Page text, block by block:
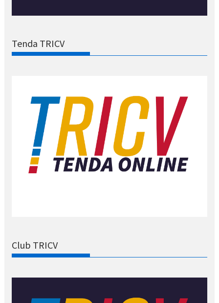
Tenda TRICV
Club TRICV